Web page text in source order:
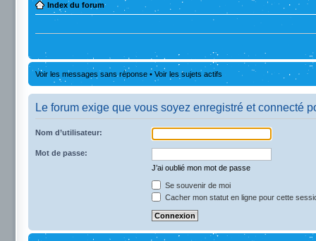
Index du forum
Voir les messages sans réponse • Voir les sujets actifs
Le forum exige que vous soyez enregistré et connecté
Nom d’utilisateur:
Mot de passe:
J’ai oublié mon mot de passe
Se souvenir de moi
Cacher mon statut en ligne pour cette